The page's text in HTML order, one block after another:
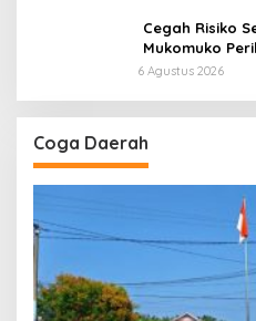
Cegah Risiko
Mukomuko
Petugas secara
6 Agustus 2026
Coga Daerah